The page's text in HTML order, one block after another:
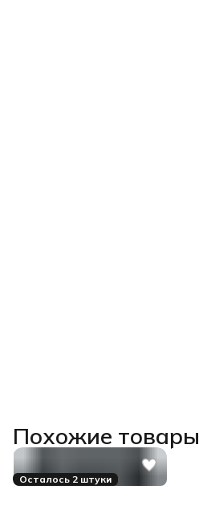
Похожие товары
Осталось 2 штуки